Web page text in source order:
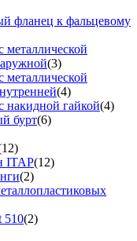
фланец к фальцевому
металлической
(3)
металлической
(4)
накидной гайкой(4)
бурт(6)
ITAP(12)
(2)
510(2)